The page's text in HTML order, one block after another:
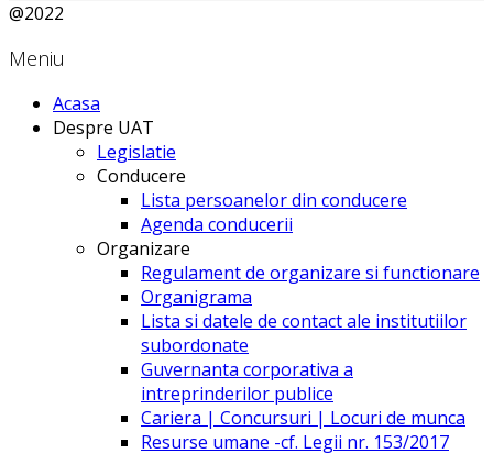
@2022
Meniu
Acasa
Despre UAT
Legislatie
Conducere
Lista persoanelor din conducere
Agenda conducerii
Organizare
Regulament de organizare si functionare
Organigrama
Lista si datele de contact ale institutiilor
subordonate
Guvernanta corporativa a
intreprinderilor publice
Cariera | Concursuri | Locuri de munca
Resurse umane -cf. Legii nr. 153/2017